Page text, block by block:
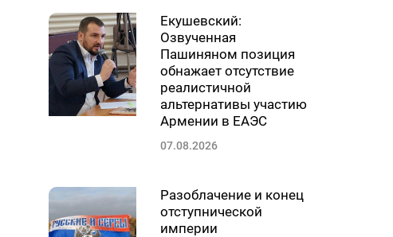
Екушевский:
Озвученная
Пашиняном позиция
обнажает отсутствие
реалистичной
альтернативы участию
Армении в ЕАЭС
07.08.2026
Разоблачение и конец
отступнической
империи